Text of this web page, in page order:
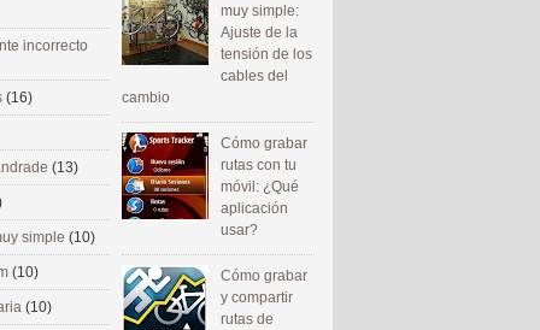
muy simple:
Ajuste de la
tensión de los
cables del
cambio
Cómo grabar
rutas con tu
móvil: ¿Qué
aplicación
usar?
Cómo grabar
y compartir
rutas de
incorrecto
(16)
(13)
simple (10)
(10)
(10)